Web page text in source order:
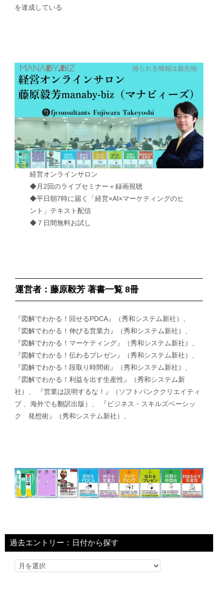
を達成している
経営オンラインサロン
◆月2回のライブセミナー＋録画視聴
◆平日朝7時に届く「経営×AI×マーケティングのヒ
ント」テキスト配信
◆７日間無料お試し
運営者：藤原毅芳 著書一覧 8冊
『図解でわかる！回せるPDCA』（秀和システム新社）、
『図解でわかる！伸びる営業力』（秀和システム新社）、
『図解でわかる！マーケティング』（秀和システム新社）、
『図解でわかる！伝わるプレゼン』（秀和システム新社）、
『図解でわかる！段取り時間術』（秀和システム新社）、
『図解でわかる！利益を出す生産性』（秀和システム新
社）、 『営業は説明するな！』（ソフトバンククリエイティ
ブ 、海外でも翻訳出版）、 『ビジネス・スキルズベーシッ
ク 発想術』（秀和システム新社）、
過去エントリー：日付から探す